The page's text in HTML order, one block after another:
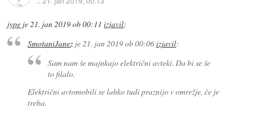
jype je21. jan 2019 ob 00:11 izjavil:
SmotaniJanezje21. jan 2019 ob 00:06izjavil:
Sam nam še majnkajo električni avteki. Da bi se še
to filalo.
Električni avtomobili se lahko tudi praznijo v omrežje, če je
treba.